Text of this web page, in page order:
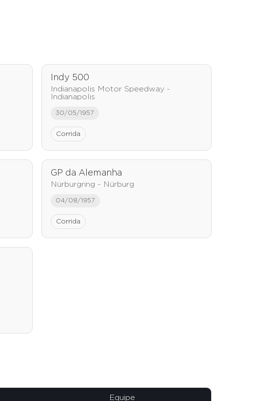
Indy 500
Indianapolis Motor Speedway -
Indianapolis
30/05/1957
Corrida
GP da Alemanha
Nürburgring - Nürburg
04/08/1957
Corrida
Equipe